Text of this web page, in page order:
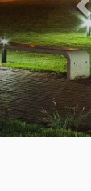
o
u
s